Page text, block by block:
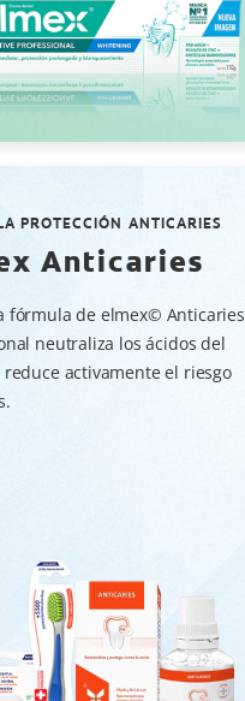
PROTECCIÓN ANTICARIES
Anticaries
fórmula de elmex© Anticaries
neutraliza los ácidos del
reduce activamente el riesgo